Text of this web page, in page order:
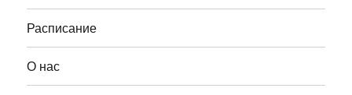
Расписание
О нас